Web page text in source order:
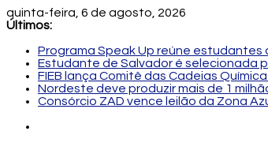
quinta-feira, 6 de agosto, 2026
Últimos:
Programa Speak Up reúne
Estudante de Salvador é selecionada
FIEB lança Comitê das Cadeias
Nordeste deve produzir mais de 1
Consórcio ZAD vence leilão da Zona